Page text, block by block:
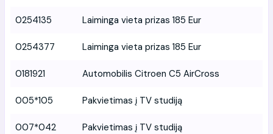
0254135 Laiminga vieta prizas 185 Eur
0254377 Laiminga vieta prizas 185 Eur
0181921 Automobilis Citroen C5 AirCross
005*105 Pakvietimas į TV studiją
007*042 Pakvietimas į TV studiją